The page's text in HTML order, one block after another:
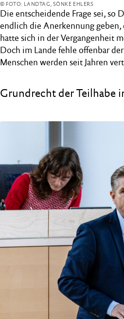
© FOTO: LANDTAG, SÖNKE EHLERS
Die entscheidende Frage sei, so
endlich die Anerkennung geben,
hatte sich in der Vergangenheit
Doch im Lande fehle offenbar
Menschen werden seit Jahren
Grundrecht der Teilhabe